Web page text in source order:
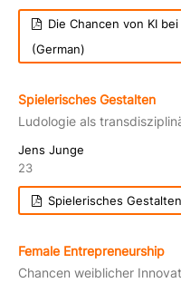
Die Chancen von KI
(German)
Spielerisches Gestalten
Ludologie als
Jens Junge
23
Spielerisches
Female Entrepreneurship
Chancen weiblicher